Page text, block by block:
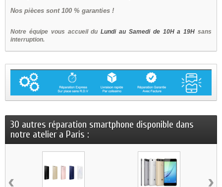
Nos pièces sont 100 % garanties !
Notre équipe vous accueil duLundi au Samedi de 10H a 19H sans
interruption.
30 autres réparation smartphone disponible dans
notre atelier a Paris :
‹ ›